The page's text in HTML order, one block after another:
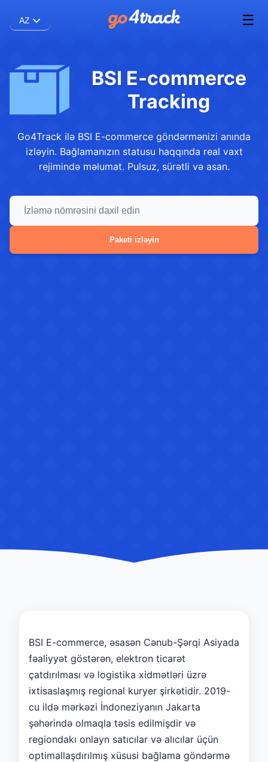
AZ ☰
BSI E-commerce
Tracking
Go4Track ilə BSI E-commerce göndərmənizi anında
izləyin. Bağlamanızın statusu haqqında real vaxt
rejimində məlumat. Pulsuz, sürətli və asan.
Paketi izləyin
BSI E-commerce, əsasən Cənub-Şərqi Asiyada
fəaliyyət göstərən, elektron ticarət
çatdırılması və logistika xidmətləri üzrə
ixtisaslaşmış regional kuryer şirkətidir. 2019-
cu ildə mərkəzi İndoneziyanın Jakarta
şəhərində olmaqla təsis edilmişdir və
regiondakı onlayn satıcılar və alıcılar üçün
optimallaşdırılmış xüsusi bağlama göndərmə